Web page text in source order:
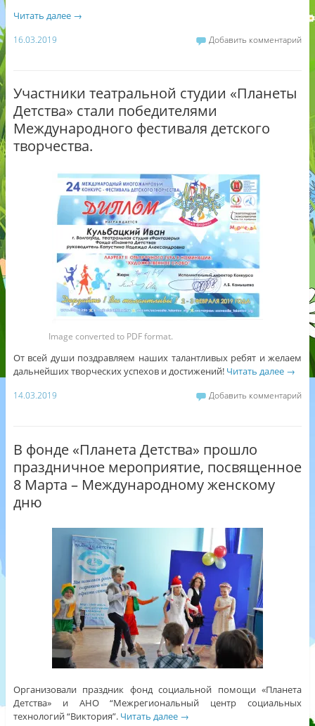
Читать далее →
16.03.2019 Добавить комментарий
Участники театральной студии «Планеты
Детства» стали победителями
Международного фестиваля детского
творчества.
Image converted to PDF format.
От всей души поздравляем наших талантливых ребят и желаем
дальнейших творческих успехов и достижений! Читать далее →
14.03.2019 Добавить комментарий
В фонде «Планета Детства» прошло
праздничное мероприятие, посвященное
8 Марта – Международному женскому
дню
Организовали праздник фонд социальной помощи «Планета
Детства» и АНО “Межрегиональный центр социальных
технологий “Виктория”. Читать далее →